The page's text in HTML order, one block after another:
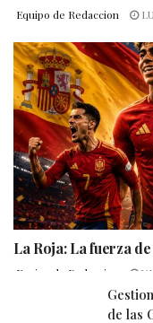
de las
Equipo de Redaccion
La Roja: La fuerza
Equipo de Redaccion